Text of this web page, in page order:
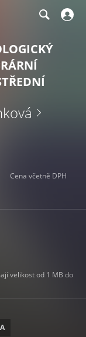
Cena včetně DPH
velikost od 1 MB do